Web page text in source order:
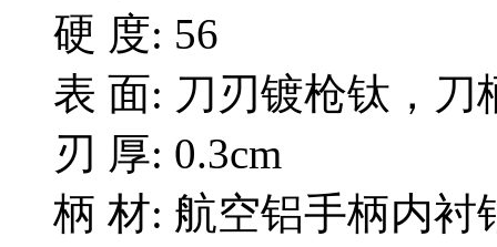
硬 度: 56
表 面: 刀刃镀枪钛，刀
刃 厚: 0.3cm
柄 材: 航空铝手柄内衬